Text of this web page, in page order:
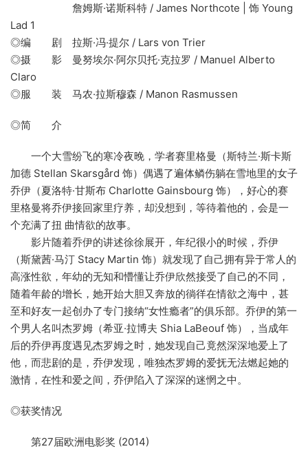
詹姆斯·诺斯科特 / James Northcote | 饰 Young
Lad 1
◎编 剧 拉斯·冯·提尔 / Lars von Trier
◎摄 影 曼努埃尔·阿尔贝托·克拉罗 / Manuel Alberto
Claro
◎服 装 马农·拉斯穆森 / Manon Rasmussen
◎简 介
一个大雪纷飞的寒冷夜晚，学者赛里格曼（斯特兰·斯卡斯
加德 Stellan Skarsgård 饰）偶遇了遍体鳞伤躺在雪地里的女子
乔伊（夏洛特·甘斯布 Charlotte Gainsbourg 饰），好心的赛
里格曼将乔伊接回家里疗养，却没想到，等待着他的，会是一
个充满了扭 曲情欲的故事。
影片随着乔伊的讲述徐徐展开，年纪很小的时候，乔伊
（斯黛茜·马汀 Stacy Martin 饰）就发现了自己拥有异于常人的
高涨性欲，年幼的无知和懵懂让乔伊欣然接受了自己的不同，
随着年龄的增长，她开始大胆又奔放的徜徉在情欲之海中，甚
至和好友一起创办了专门接纳“女性瘾者”的俱乐部。乔伊的第一
个男人名叫杰罗姆（希亚·拉博夫 Shia LaBeouf 饰），当成年
后的乔伊再度遇见杰罗姆之时，她发现自己竟然深深地爱上了
他，而悲剧的是，乔伊发现，唯独杰罗姆的爱抚无法燃起她的
激情，在性和爱之间，乔伊陷入了深深的迷惘之中。
◎获奖情况
第27届欧洲电影奖 (2014)